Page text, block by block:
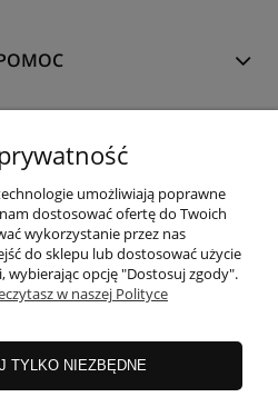
I DOSTAWA
O NAS
umożliwiają poprawne
dostosować ofertę do Twoich
wykorzystanie przez nas
do sklepu lub dostosować użycie
wybierając opcję "Dostosuj zgody".
w naszej Polityce
TYLKO NIEZBĘDNE